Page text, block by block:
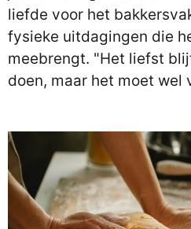
liefde voor het
fysieke uitdagingen die
meebrengt. "Het liefst
doen, maar het moet wel